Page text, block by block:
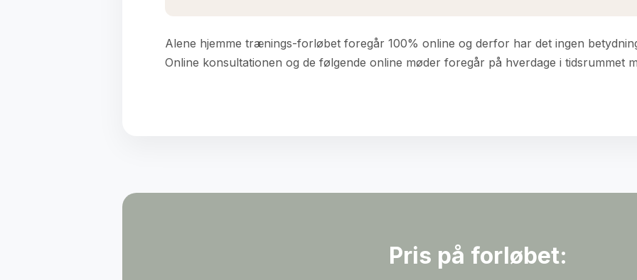
Alene hjemme trænings-forløbet foregår 100% online og derfor har det ingen
Online konsultationen og de følgende online møder foregår på hverdage i tidsrummet
Pris på forløbet: